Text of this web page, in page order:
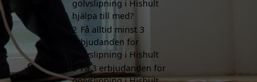
golvslipning i Hishult
hjälpa till med?
2 Få alltid minst 3
erbjudanden för
golvslipning i Hishult
3 Få 3 erbjudanden för